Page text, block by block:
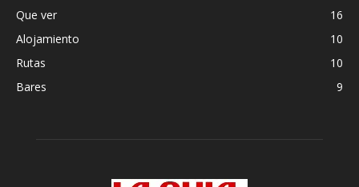
Que ver
16
Alojamiento
10
Rutas
10
Bares
9